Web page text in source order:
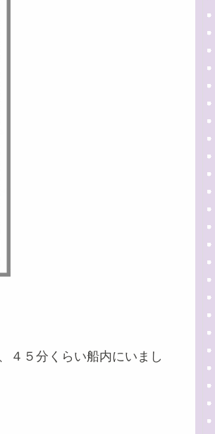
４５分くらい船内にいまし